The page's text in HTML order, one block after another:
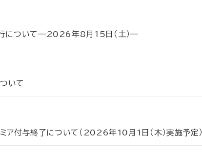
行について―2026年8月15日（土）―
いて
ア付与終了について（2026年10月1日（木）実施予定）